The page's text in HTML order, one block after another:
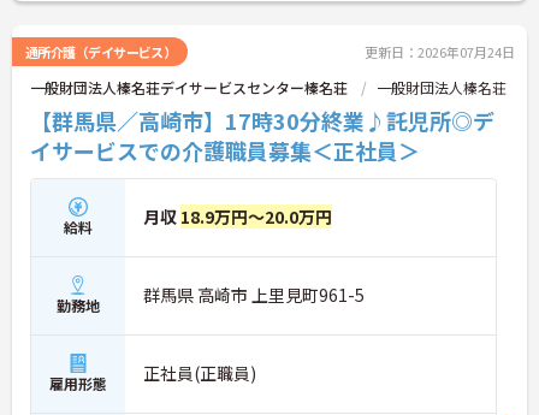
通所介護（デイサービス） 更新日：2026年07月24日
一般財団法人榛名荘デイサービスセンター榛名荘 一般財団法人榛名荘
【群馬県／高崎市】17時30分終業♪託児所◎デ
イサービスでの介護職員募集＜正社員＞
給料 月収 18.9万円～20.0万円
勤務地 群馬県 高崎市 上里見町961-5
雇用形態 正社員(正職員)